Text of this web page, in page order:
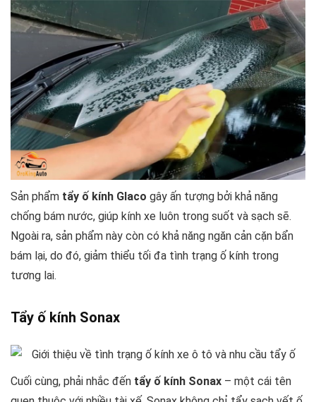
Sản phẩm tẩy ố kính Glaco gây ấn tượng bởi khả năng
chống bám nước, giúp kính xe luôn trong suốt và sạch sẽ.
Ngoài ra, sản phẩm này còn có khả năng ngăn cản cặn bẩn
bám lại, do đó, giảm thiểu tối đa tình trạng ố kính trong
tương lai.
Tẩy ố kính Sonax
Cuối cùng, phải nhắc đến tẩy ố kính Sonax – một cái tên